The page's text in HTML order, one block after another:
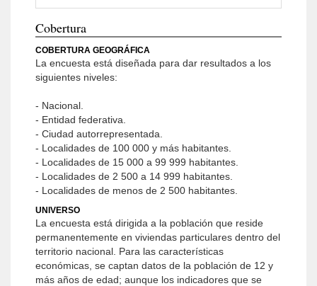
Cobertura
COBERTURA GEOGRÁFICA
La encuesta está diseñada para dar resultados a los
siguientes niveles:
- Nacional.
- Entidad federativa.
- Ciudad autorrepresentada.
- Localidades de 100 000 y más habitantes.
- Localidades de 15 000 a 99 999 habitantes.
- Localidades de 2 500 a 14 999 habitantes.
- Localidades de menos de 2 500 habitantes.
UNIVERSO
La encuesta está dirigida a la población que reside
permanentemente en viviendas particulares dentro del
territorio nacional. Para las características
económicas, se captan datos de la población de 12 y
más años de edad; aunque los indicadores que se